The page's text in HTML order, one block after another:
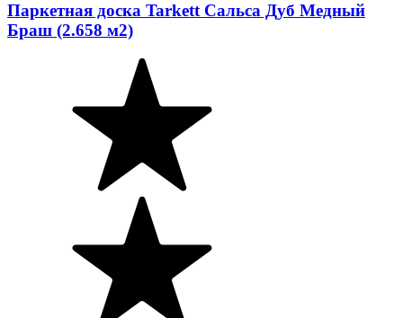
Паркетная доска Tarkett Сальса Дуб Медный
Браш (2.658 м2)